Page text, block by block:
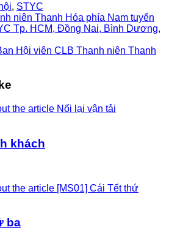
, STYC
niên Thanh Hóa phía Nam tuyển
Tp. HCM, Đồng Nai, Bình Dương,
Hội viên CLB Thanh niên Thanh
khách
ba